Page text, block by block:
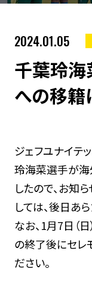
2024.01.05
千葉玲海
への移籍
ジェフユナイテ
玲海菜選手が海
したので、お知
しては、後日あ
なお、1月7日（
の終了後にセレ
ださい。